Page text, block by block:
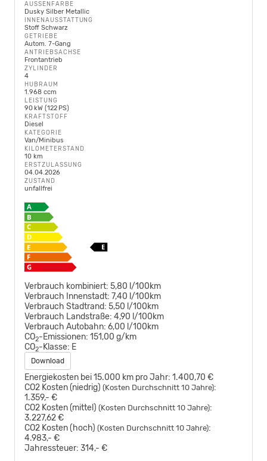
AUSSENFARBE
Dusky Silber Metallic
INNENAUSSTATTUNG
Stoff Schwarz
GETRIEBE
Autom. 7-Gang
ANTRIEBSACHSE
Frontantrieb
ZYLINDER
4
HUBRAUM
1.968 ccm
LEISTUNG
90 kW (122 PS)
KRAFTSTOFF
Diesel
KATEGORIE
Van/Minibus
KILOMETERSTAND
10 km
ERSTZULASSUNG
04.04.2026
ZUSTAND
unfallfrei
Verbrauch kombiniert: 5,80 l/100km
Verbrauch Innenstadt: 7,40 l/100km
Verbrauch Stadtrand: 5,50 l/100km
Verbrauch Landstraße: 4,90 l/100km
Verbrauch Autobahn: 6,00 l/100km
CO2-Emissionen: 151,00 g/km
CO2-Klasse: E
Download
Energiekosten bei 15.000 km pro Jahr: 1.400,70 €
CO2 Kosten (niedrig) (Kosten Durchschnitt 10 Jahre):
1.359,- €
CO2 Kosten (mittel) (Kosten Durchschnitt 10 Jahre):
3.227,62 €
CO2 Kosten (hoch) (Kosten Durchschnitt 10 Jahre):
4.983,- €
Jahressteuer: 314,- €